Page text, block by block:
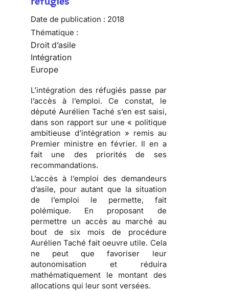
Date de publication : 2018
Thématique :
Droit d’asile
Intégration
Europe
L’intégration des réfugiés passe par
l’accès à l’emploi. Ce constat, le
député Aurélien Taché s’en est saisi,
dans son rapport sur une « politique
ambitieuse d’intégration » remis au
Premier ministre en février. Il en a
fait une des priorités de ses
recommandations.
L’accès à l’emploi des demandeurs
d’asile, pour autant que la situation
de l’emploi le permette, fait
polémique. En proposant de
permettre un accès au marché au
bout de six mois de procédure
Aurélien Taché fait oeuvre utile. Cela
ne peut que favoriser leur
autonomisation et réduira
mathématiquement le montant des
allocations qui leur sont versées.